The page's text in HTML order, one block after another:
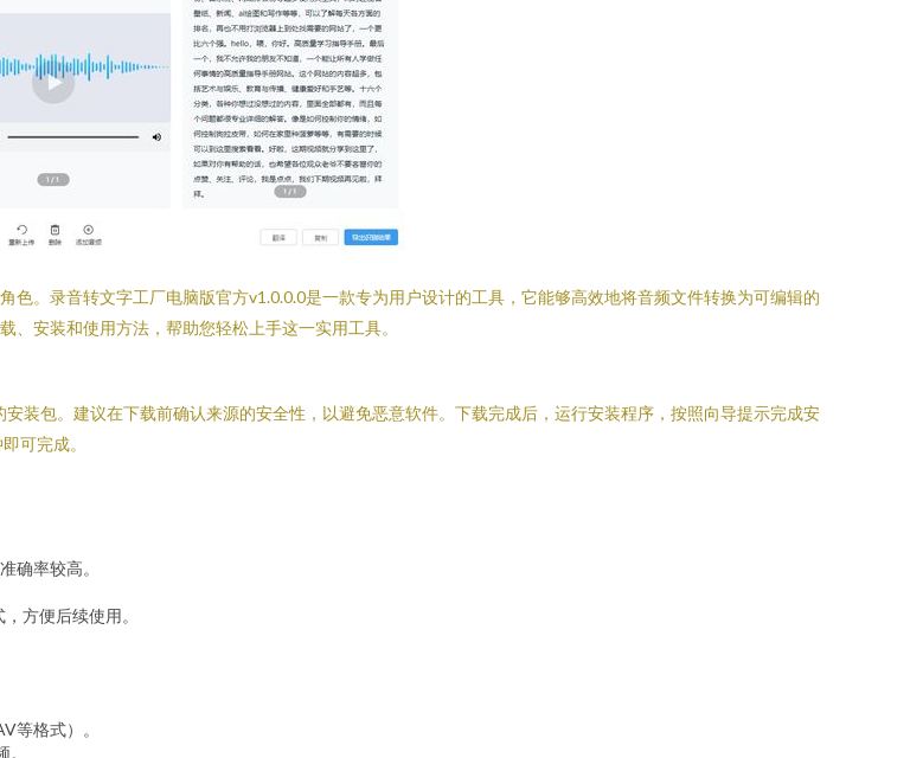
。录音转文字工厂电脑版官方v1.0.0.0是一款专为用户设计的工具，它能够高效地将音频文件转换为可编辑的
安装和使用方法，帮助您轻松上手这一实用工具。
装包。建议在下载前确认来源的安全性，以避免恶意软件。下载完成后，运行安装程序，按照向导提示完成安
可完成。
确率较高。
方便后续使用。
等格式）。